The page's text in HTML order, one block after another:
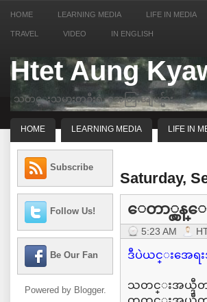
HOME LEARNING MEDIA LIFE IN MEDIA
TRAVEL VIDEO IN ENGLISH
Htet Aung
သတင္းသမားတဦးရဲ့ အေတြးအျမင္မ်ား
HOME LEARNING MEDIA LIFE IN
Subscribe
Follow Us!
Be Our Fan
Powered by Blogger.
Saturday,
ေတာ္လွန္ေ
5:23 AM
ဒီပဲယင္းအေရ
သတင္းအယ္ဒီ